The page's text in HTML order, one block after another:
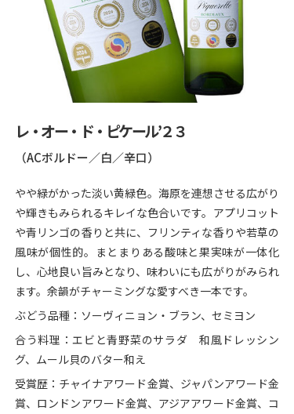
レ・オー・ド・ピケール’２３
（ACボルドー／白／辛口）
やや緑がかった淡い黄緑色。海原を連想させる広がり
や輝きもみられるキレイな色合いです。アプリコット
や青リンゴの香りと共に、フリンティな香りや若草の
風味が個性的。まとまりある酸味と果実味が一体化
し、心地良い旨みとなり、味わいにも広がりがみられ
ます。余韻がチャーミングな愛すべき一本です。
ぶどう品種：ソーヴィニョン・ブラン、セミヨン
合う料理：エビと青野菜のサラダ 和風ドレッシン
グ、ムール貝のバター和え
受賞歴：チャイナアワード金賞、ジャパンアワード金
賞、ロンドンアワード金賞、アジアアワード金賞、コ